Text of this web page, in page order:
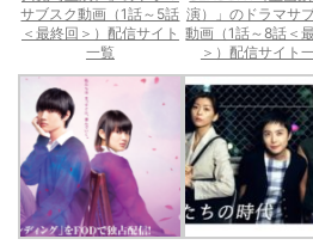
サブスク動画（1話～5話
＜最終回＞）配信サイト
一覧
演）」のドラマサ
動画（1話～8話＜
＞）配信サイト